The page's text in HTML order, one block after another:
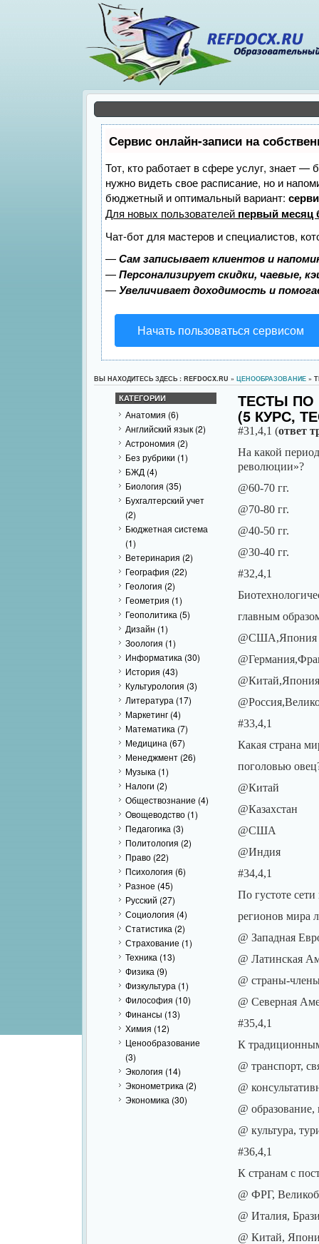
Сервис онлайн-записи на
Тот, кто работает в сфере услуг, знает —
нужно видеть свое расписание, но и
бюджетный и оптимальный вариант:
Для новых пользователей первый месяц
Чат-бот для мастеров и специалистов,
—Сам записывает клиентов и
—Персонализирует скидки, чаевые,
—Увеличивает доходимость и
Начать пользоваться сервисом
ВЫ НАХОДИТЕСЬ ЗДЕСЬ : REFDOCX.RU » ЦЕНООБРАЗОВАНИЕ »
КАТЕГОРИИ
Анатомия (6)
Английский язык (2)
Астрономия (2)
Без рубрики (1)
БЖД (4)
Биология (35)
Бухгалтерский учет
(2)
Бюджетная система
(1)
Ветеринария (2)
География (22)
Геология (2)
Геометрия (1)
Геополитика (5)
Дизайн (1)
Зоология (1)
Информатика (30)
История (43)
Культурология (3)
Литература (17)
Маркетинг (4)
Математика (7)
Медицина (67)
Менеджмент (26)
Музыка (1)
Налоги (2)
Обществознание (4)
Овощеводство (1)
Педагогика (3)
Политология (2)
Право (22)
Психология (6)
Разное (45)
Русский (27)
Социология (4)
Статистика (2)
Страхование (1)
Техника (13)
Физика (9)
Физкультура (1)
Философия (10)
Финансы (13)
Химия (12)
Ценообразование
(3)
Экология (14)
Эконометрика (2)
Экономика (30)
ТЕСТЫ ПО
(5 КУРС,
#31,4,1 (ответ
На какой
революции»?
@60-70 гг.
@70-80 гг.
@40-50 гг.
@30-40 гг.
#32,4,1
главным
@США,Япония
@Китай,Япония
#33,4,1
Какая страна
поголовью
@Китай
@Казахстан
@США
@Индия
#34,4,1
По густоте
регионов мира
@ Западная
@ Латинская
@ страны-
@ Северная
#35,4,1
К
@ транспорт,
@
@
@ культура,
#36,4,1
К странам с
@ ФРГ,
@ Италия,
@ Китай,